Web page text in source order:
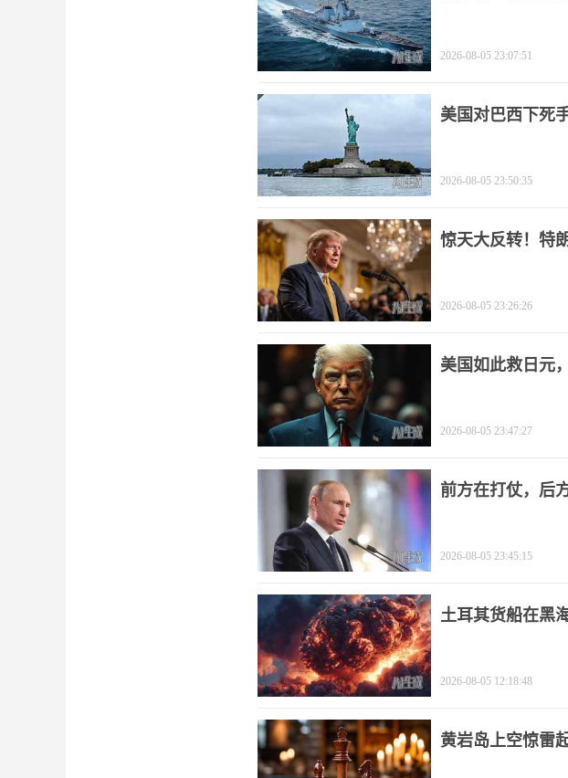
2026-08-05 23:07:51
美国对巴西下死
2026-08-05 23:50:35
惊天大反转！特
2026-08-05 23:26:26
美国如此救日元
2026-08-05 23:47:27
前方在打仗，后
2026-08-05 23:45:15
土耳其货船在黑
2026-08-05 12:18:48
黄岩岛上空惊雷